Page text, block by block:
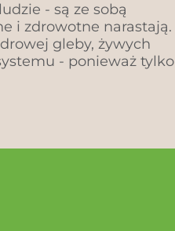
- są ze sobą
i zdrowotne narastają.
gleby, żywych
- ponieważ tylko